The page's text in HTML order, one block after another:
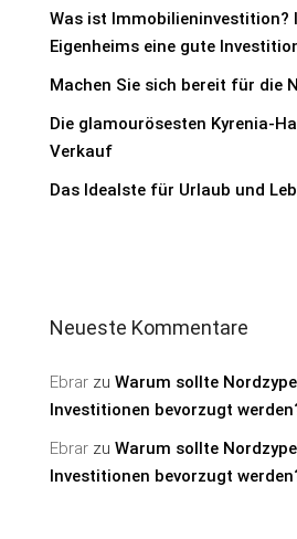
Was ist Immobilieninvestition?
Eigenheims eine gute
Machen Sie sich bereit für die
Die glamourösesten Kyrenia-
Verkauf
Das Idealste für Urlaub und
Neueste Kommentare
Ebrar zu Warum sollte
Investitionen bevorzugt
Ebrar zu Warum sollte
Investitionen bevorzugt